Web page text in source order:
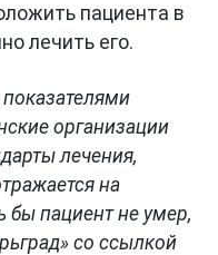
пациента в
лечить его.
организации
лечения,
на
пациент не умер,
со ссылкой